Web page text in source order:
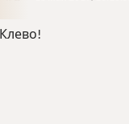
Клево!